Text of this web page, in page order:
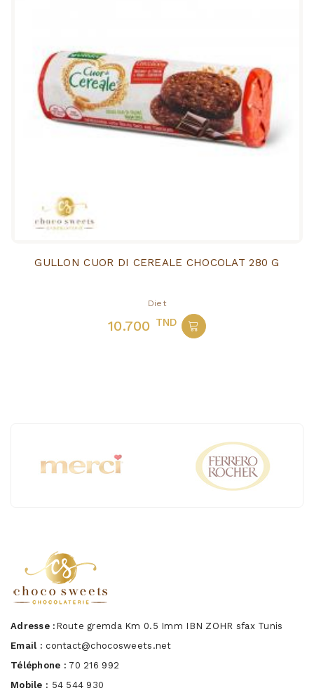
GULLON CUOR DI CEREALE CHOCOLAT 280 G
Diet
10.700 TND
Adresse : Route gremda Km 0.5 Imm IBN ZOHR sfax Tunis
Email : contact@chocosweets.net
Téléphone : 70 216 992
Mobile : 54 544 930